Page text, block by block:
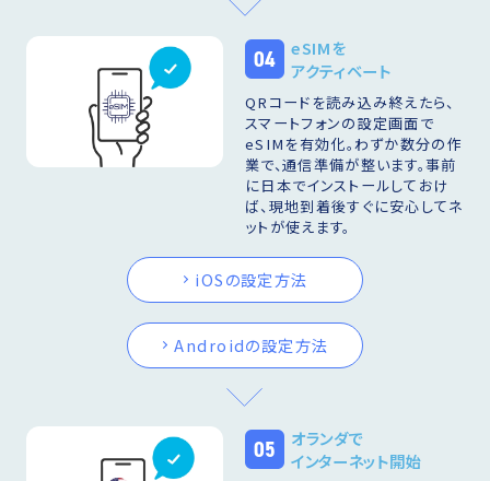
04
eSIMを
アクティベート
QRコードを読み込み終えたら、
スマートフォンの設定画面で
eSIMを有効化。わずか数分の作
業で、通信準備が整います。事前
に日本でインストールしておけ
ば、現地到着後すぐに安心してネ
ットが使えます。
iOSの設定方法
Androidの設定方法
05
オランダで
インターネット開始